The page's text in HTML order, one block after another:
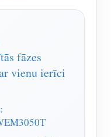
simulācijas sistēma
fāzes
vienu ierīci